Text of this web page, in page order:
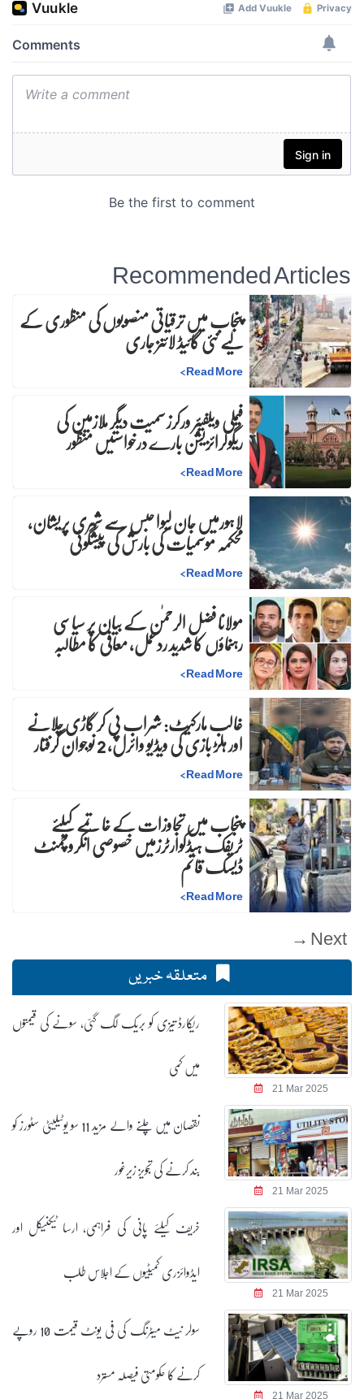
Recommended Articles
پنجاب میں ترقیاتی منصوبوں کی منظوری کے
لیے نئی گائیڈ لائنز جاری
Read More
>
فیملی ویلفیئر ورکرز سمیت دیگر ملازمین کی
ریگولرائزیشن بارے درخواستیں منظور
Read More
>
لاہورمیں جان لیوا حبس سے شہری پریشان،
محکمہ موسمیات کی بارش کی پیشگوئی
Read More
>
مولانا فضل الرحمٰن کے بیان پر سیاسی
رہنماؤں کا شدید ردعمل، معافی کا مطالبہ
Read More
>
غالب مارکیٹ: شراب پی کر گاڑی چلانے
اور ہلڑ بازی کی ویڈیو وائرل، 2 نوجوان گرفتار
Read More
>
پنجاب میں تجاوزات کے خاتمے کیلئے
ٹریفک ہیڈکوارٹرزمیں خصوصی انکروچمنٹ
ڈیسک قائم
Read More
>
Next →
متعلقہ خبریں
21 Mar 2025
ریکارڈ تیزی کو بریک لگ گئی، سونے کی قیمتوں
میں کمی
21 Mar 2025
نقصان میں چلنے والے مزید 11 سو یوٹیلیٹی سٹورز کو
بند کرنے کی تجویز زیرغور
21 Mar 2025
خریف کیلئے پانی کی فراہمی، ارسا ٹیکنیکل اور
ایڈوائزری کمیٹیوں کے اجلاس طلب
21 Mar 2025
سولر نیٹ میٹرنگ کی فی یونٹ قیمت 10 روپے
کرنے کا حکومتی فیصلہ مسترد